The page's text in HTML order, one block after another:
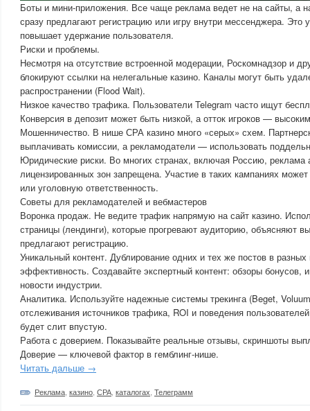
Боты и мини-приложения. Все чаще реклама ведет не на сайты, а
сразу предлагают регистрацию или игру внутри мессенджера. Это
повышает удержание пользователя.
Риски и проблемы.
Несмотря на отсутствие встроенной модерации, Роскомнадзор и
блокируют ссылки на нелегальные казино. Каналы могут быть
распространении (Flood Wait).
Низкое качество трафика. Пользователи Telegram часто ищут
Конверсия в депозит может быть низкой, а отток игроков —
Мошенничество. В нише СРА казино много «серых» схем.
выплачивать комиссии, а рекламодатели — использовать
Юридические риски. Во многих странах, включая Россию, реклама
лицензированных зон запрещена. Участие в таких кампаниях
или уголовную ответственность.
Советы для рекламодателей и вебмастеров
Воронка продаж. Не ведите трафик напрямую на сайт казино.
страницы (лендинги), которые прогревают аудиторию, объясняют
предлагают регистрацию.
Уникальный контент. Дублирование одних и тех же постов в
эффективность. Создавайте экспертный контент: обзоры бонусов,
новости индустрии.
Аналитика. Используйте надежные системы трекинга (Beget,
отслеживания источников трафика, ROI и поведения
будет слит впустую.
Работа с доверием. Показывайте реальные отзывы, скриншоты
Доверие — ключевой фактор в гемблинг-нише.
Читать дальше →
Реклама казино СРА каталогах Телеграмм